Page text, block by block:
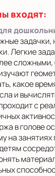
входят:
задачки,
Легкие
сложными,
какое
и
с
в голове
на